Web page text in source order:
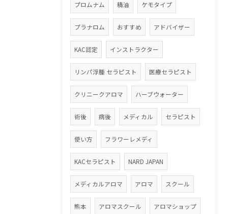
プロムナム 精油 ケモタイプ
プラナロム おすすめ アドバイザー
KAC認定 インストラクター
リンパ浮腫 セラピスト 医療セラピスト
クリニークアロマ ハーブウォーター
術後 病後 メディカル セラピスト
使い方 フラワーレメディ
KACセラピスト NARD JAPAN
メディカルアロマ アロマ スクール
熊本 アロマスクール アロマショップ